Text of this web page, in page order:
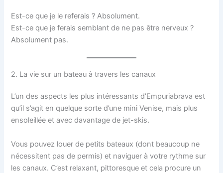
Est-ce que je le referais ? Absolument.
Est-ce que je ferais semblant de ne pas être nerveux ?
Absolument pas.
2. La vie sur un bateau à travers les canaux
L’un des aspects les plus intéressants d’Empuriabrava est
qu’il s’agit en quelque sorte d’une mini Venise, mais plus
ensoleillée et avec davantage de jet-skis.
Vous pouvez louer de petits bateaux (dont beaucoup ne
nécessitent pas de permis) et naviguer à votre rythme sur
les canaux. C’est relaxant, pittoresque et cela procure un